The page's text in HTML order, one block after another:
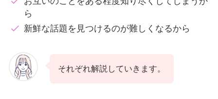
ら
新鮮な話題を見つけるのが難しくなるから
それぞれ解説していきます。